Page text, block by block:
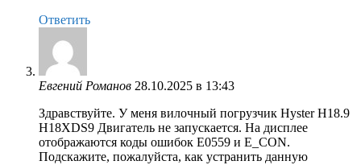
Ответить
Евгений Романов 28.10.2025 в 13:43
Здравствуйте. У меня вилочный погрузчик Hyster H18.9
H18XDS9 Двигатель не запускается. На дисплее
отображаются коды ошибок E0559 и E_CON.
Подскажите, пожалуйста, как устранить данную